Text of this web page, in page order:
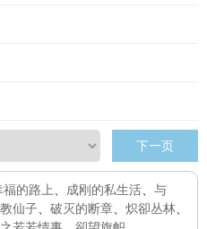
下一页
福的路上 成刚的私生活
与
仙子 破灭的断章 炽卻丛林